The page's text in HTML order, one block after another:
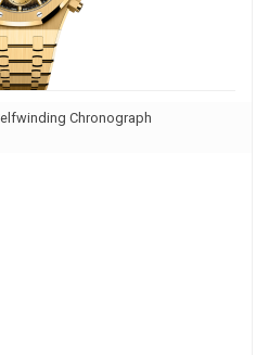
Chronograph